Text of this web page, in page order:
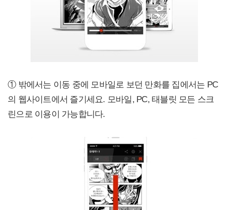
① 밖에서는 이동 중에 모바일로 보던 만화를 집에서는 PC
의 웹사이트에서 즐기세요. 모바일, PC, 태블릿 모든 스크
린으로 이용이 가능합니다.